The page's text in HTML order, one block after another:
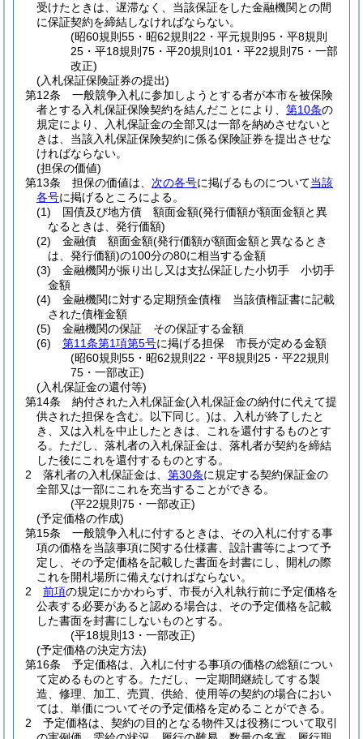
受けたときは、遅滞なく、当該保証をした金融機関との間
に保証契約を締結しなければならない。
(昭60規則55・昭62規則22・平元規則95・平8規則
25・平18規則75・平20規則101・平22規則75・一部
改正)
(入札保証保険証券の提出)
第12条
一般競争入札に参加しようとする者が本市を被保険
者とする入札保証保険契約を結んだことにより、 第10条の
規定により、入札保証金の全部又は一部を納めさせないと
きは、当該入札保証保険契約に係る保険証券を提出させな
ければならない。
(担保の価値)
第13条
担保の価値は、 次の各号に掲げるものについて当該
各号に掲げるところによる。
(1)
国債及び地方債 額面金額(発行価額が額面金額と異
なるときは、発行価額)
(2)
金融債 額面金額(発行価額が額面金額と異なるとき
は、発行価額)の100分の80に相当する金額
(3)
金融機関が振り出し又は支払保証した小切手 小切手
金額
(4)
金融機関に対する定期預金債権 当該債権証書に記載
された債権金額
(5)
金融機関の保証 その保証する金額
(6)
第11条第1項第5号に掲げる担保 市長が定める金額
(昭60規則55・昭62規則22・平8規則25・平22規則
75・一部改正)
(入札保証金の還付等)
第14条
納付された入札保証金(入札保証金の納付に代えて提
供された担保を含む。以下同じ。)は、入札が終了したと
き、又は入札を中止したときは、これを還付するものとす
る。 ただし、落札者の入札保証金は、落札者が契約を締結
した後にこれを還付するものとする。
2
落札者の入札保証金は、 第30条に規定する契約保証金の
全部又は一部にこれを充当することができる。
(平22規則75・一部改正)
(予定価格の作成)
第15条
一般競争入札に付するときは、その入札に付する事
項の価格を当該事項に関する仕様書、設計書等によつて予
定し、その予定価格を記載した書面を封書にし、開札の際
これを開札場所に備えなければならない。
2
前項の規定にかかわらず、市長が入札執行前に予定価格を
公表する必要があると認める場合は、その予定価格を記載
した書面を封書にしないものとする。
(平18規則13・一部改正)
(予定価格の決定方法)
第16条
予定価格は、入札に付する事項の価格の総額につい
て定めるものとする。 ただし、一定期間継続してする製
造、修理、加工、売買、供給、使用等の契約の場合におい
ては、単価についてその予定価格を定めることができる。
2
予定価格は、契約の目的となる物件又は役務について取引